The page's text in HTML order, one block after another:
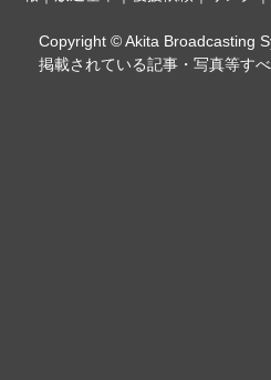
Copyright © Akita Broadcasting
掲載されている記事・写真等す